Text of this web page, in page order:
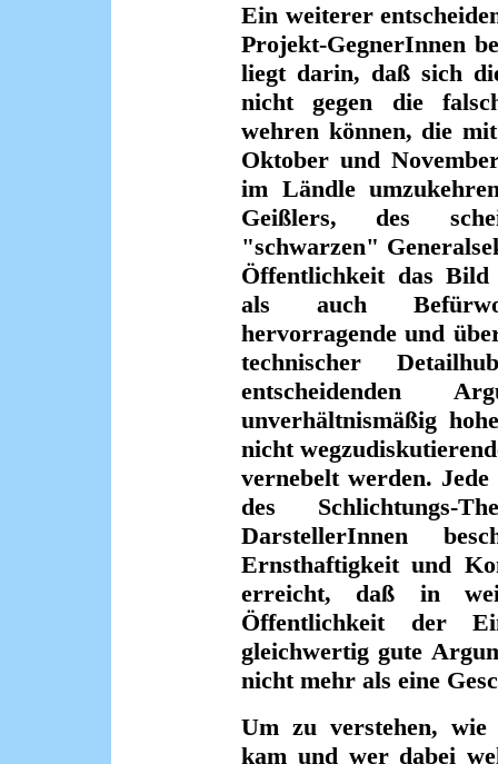
Ein weiterer
Projekt-GegnerInnen
liegt darin, daß sich
nicht gegen die
wehren können, die
Oktober und
im Ländle
Geißlers, des
"schwarzen"
Öffentlichkeit das
als auch
hervorragende und
technischer
entscheidenden
unverhältnismäßig
nicht
vernebelt werden.
des Schlichtungs-
DarstellerInnen
Ernsthaftigkeit und
erreicht, daß in
Öffentlichkeit der
gleichwertig gute
nicht mehr als eine
Um zu verstehen, wie
kam und wer dabei